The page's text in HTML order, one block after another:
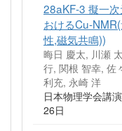
28aKF-3 擬一
おけるCu-
性,磁気共鳴))
晦日 慶太, 川瀬
行, 関根 智幸, 佐
利充, 永崎 洋
日本物理学会講
26日